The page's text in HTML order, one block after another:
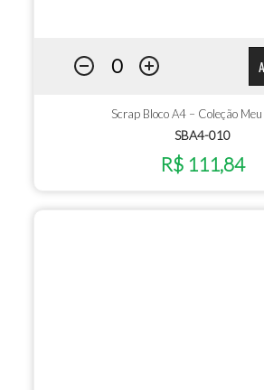
Scrap Bloco A4 – Coleção
SBA4-010
R$ 111,84